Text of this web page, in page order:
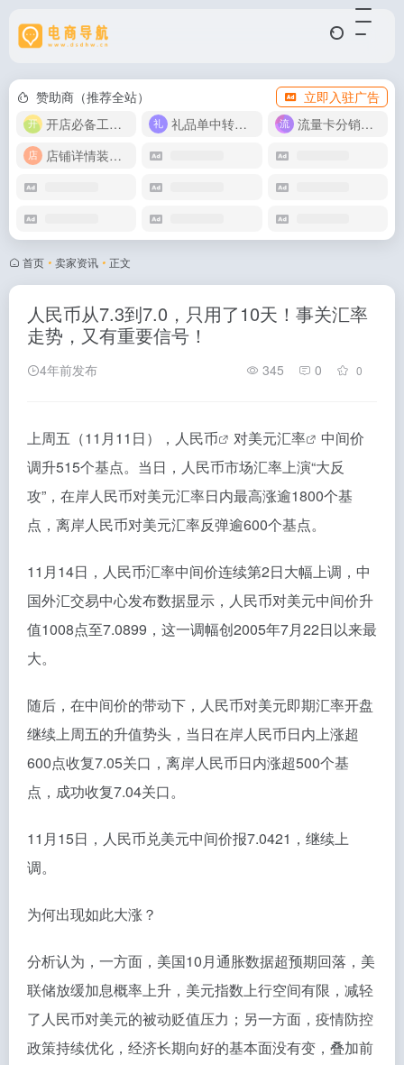
赞助商（推荐全站）
立即入驻广告
开店必备工具箱
礼品单中转同步单
流量卡分销代理
店铺详情装修模版
首页 • 卖家资讯 • 正文
人民币从7.3到7.0，只用了10天！事关汇率
走势，又有重要信号！
4年前发布 345 0 0
上周五（11月11日）， 人民币 对美元汇率
中间价
调升515个基点。当日，人民币市场汇率上演“大反
攻”，在岸人民币对美元汇率日内最高涨逾1800个基
点，离岸人民币对美元汇率反弹逾600个基点。
11月14日，人民币汇率中间价连续第2日大幅上调，中
国外汇交易中心发布数据显示，人民币对美元中间价升
值1008点至7.0899，这一调幅创2005年7月22日以来最
大。
随后，在中间价的带动下，人民币对美元即期汇率开盘
继续上周五的升值势头，当日在岸人民币日内上涨超
600点收复7.05关口，离岸人民币日内涨超500个基
点，成功收复7.04关口。
11月15日，人民币兑美元中间价报7.0421，继续上
调。
为何出现如此大涨？
分析认为，一方面，美国10月通胀数据超预期回落，美
联储放缓加息概率上升，美元指数上行空间有限，减轻
了人民币对美元的被动贬值压力；另一方面，疫情防控
政策持续优化，经济长期向好的基本面没有变，叠加前